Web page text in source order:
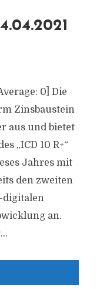
0] Die
Zinsbaustein
aus und bietet
„ICD 10 R+“
Jahres mit
den zweiten
digitalen
an.